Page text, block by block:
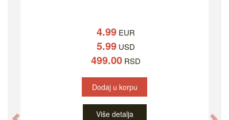
4.99 EUR
5.99 USD
499.00 RSD
Dodaj u korpu
Više detalja